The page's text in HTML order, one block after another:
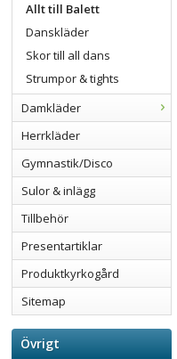
Allt till Balett
Danskläder
Skor till all dans
Strumpor & tights
Damkläder
Herrkläder
Gymnastik/Disco
Sulor & inlägg
Tillbehör
Presentartiklar
Produktkyrkogård
Sitemap
Övrigt